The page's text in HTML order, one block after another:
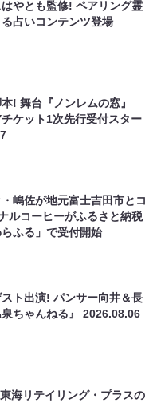
やとも監修! ペアリング霊
占いコンテンツ登場
! 舞台『ノンレムの窓』
ケット1次先行受付スター
嶋佐が地元富士吉田市とコ
ルコーヒーがふるさと納税
ふる」で受付開始
ト出演! パンサー向井＆長
泉ちゃんねる』2026.08.06
海リテイリング・プラスの